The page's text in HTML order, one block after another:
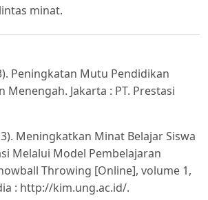
minat.
Peningkatan Mutu Pendidikan
Menengah. Jakarta : PT. Prestasi
Meningkatkan Minat Belajar Siswa
Melalui Model Pembelajaran
Throwing [Online], volume 1,
: http://kim.ung.ac.id/.